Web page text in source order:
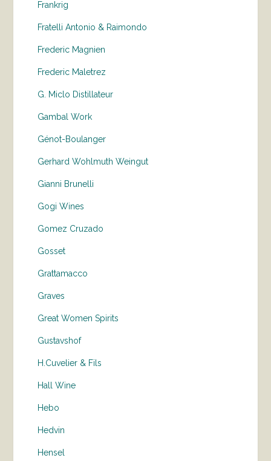
Frankrig
Fratelli Antonio & Raimondo
Frederic Magnien
Frederic Maletrez
G. Miclo Distillateur
Gambal Work
Génot-Boulanger
Gerhard Wohlmuth Weingut
Gianni Brunelli
Gogi Wines
Gomez Cruzado
Gosset
Grattamacco
Graves
Great Women Spirits
Gustavshof
H.Cuvelier & Fils
Hall Wine
Hebo
Hedvin
Hensel